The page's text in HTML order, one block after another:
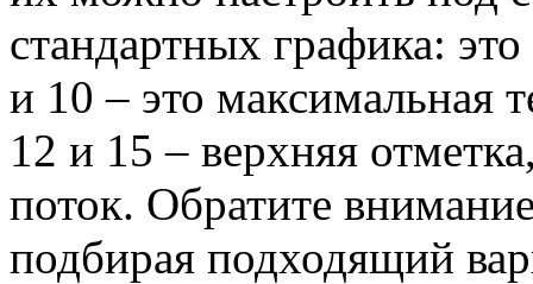
стандартных графика:
и 10 – это максимальная
12 и 15 – верхняя
поток. Обратите
подбирая подходящий